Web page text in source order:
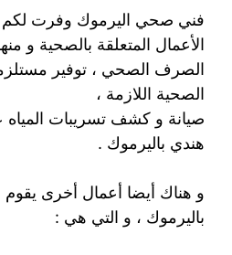
فني صحي اليرموك وفرت لكم
الأعمال المتعلقة بالصحية و
الصرف الصحي ، توفير
الصحية اللازمة ،
صيانة و كشف تسريبات
هندي باليرموك .
و هناك أيضا أعمال أخرى
باليرموك ، و التي هي :